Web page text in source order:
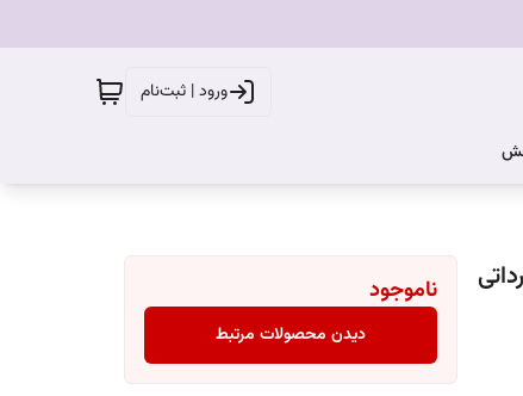
ورود | ثبت‌نام
ناموجود
دیدن محصولات مرتبط